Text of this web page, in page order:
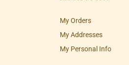
My Orders
My Addresses
My Personal Info